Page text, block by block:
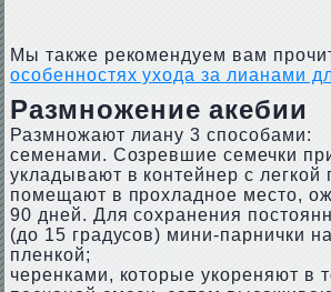
Мы также рекомендуем вам
особенностях ухода за лианами
Размножение акебии
Размножают лиану 3 способами:
семенами. Созревшие семечки
укладывают в контейнер с легкой
помещают в прохладное место,
90 дней. Для сохранения
(до 15 градусов) мини-парнички
пленкой;
черенками, которые укореняют в